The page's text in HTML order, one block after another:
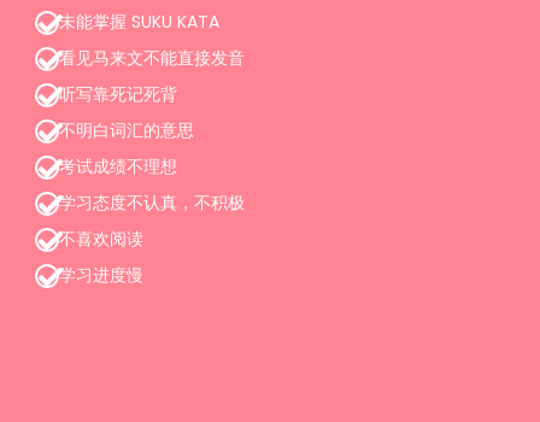
未能掌握 SUKU KATA
看见马来文不能直接发音
听写靠死记死背
不明白词汇的意思
考试成绩不理想
学习态度不认真，不积极
不喜欢阅读
学习进度慢